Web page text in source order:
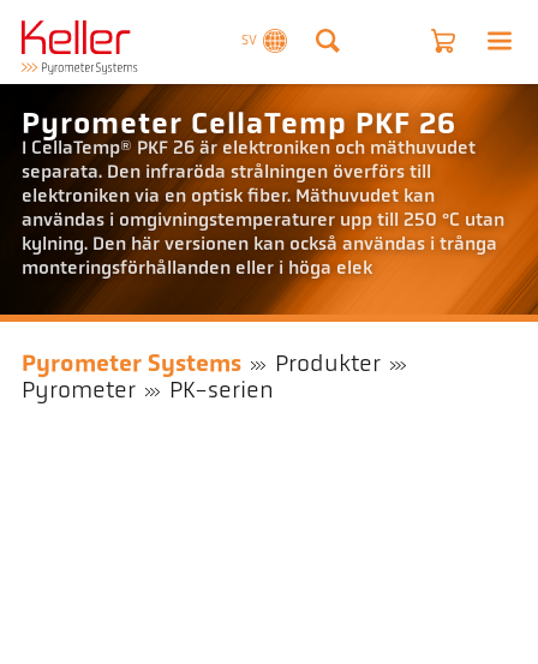
SV
Pyrometer CellaTemp PKF 26
I CellaTemp® PKF 26 är elektroniken och mäthuvudet
separata. Den infraröda strålningen överförs till
elektroniken via en optisk fiber. Mäthuvudet kan
användas i omgivningstemperaturer upp till 250 °C utan
kylning. Den här versionen kan också användas i trånga
monteringsförhållanden eller i höga elek
Pyrometer Systems
Produkter
Pyrometer
PK-serien